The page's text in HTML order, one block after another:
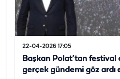
22-04-2026 17:05
Başkan Polat’tan festival
gerçek gündemi göz ardı